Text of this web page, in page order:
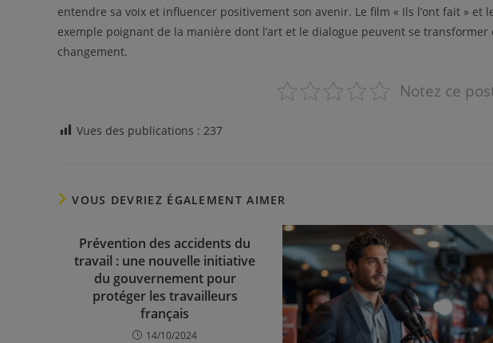
entendre sa voix et influencer positivement son avenir. Le film « Ils l’ont fait » et
exemple poignant de la manière dont l’art et le dialogue peuvent se
changement.
Notez ce
Vues des publications : 237
VOUS DEVRIEZ ÉGALEMENT AIMER
Prévention des accidents du
travail : une nouvelle initiative
du gouvernement pour
protéger les travailleurs
français
14/10/2024